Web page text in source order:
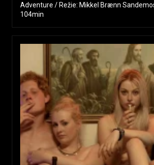
Adventure / Režie: Mikkel Brænn
104min